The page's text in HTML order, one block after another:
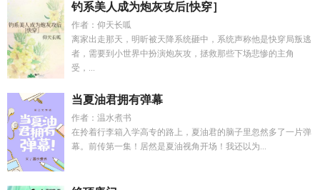
钓系美人成为炮灰攻后[快穿］
作者：仰天长呱
离家出走那天，明昕被天降系统砸中，系统声称他是快穿局叛逃
者，需要到小世界中扮演炮灰攻，拯救那些下场悲惨的主角
受，...
当夏油君拥有弹幕
作者：温水煮书
在拎着行李箱入学高专的路上，夏油君的脑子里忽然多了一片弹
幕。前传第一集！居然是夏油视角开场！我还以为...